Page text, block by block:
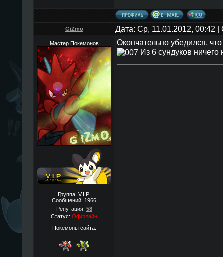
GiZmo Дата: Ср, 11.01.2012, 00:42
Мастер Покемонов
Группа: V.I.P.
Сообщений: 1966
Репутация: 58
Статус: Оффлайн
Покемоны сайта:
Окончательно убедился,
Из 6 сундуков ничего